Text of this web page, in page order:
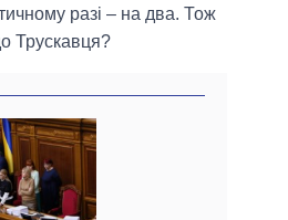
разі – на два. Тож
Трускавця?